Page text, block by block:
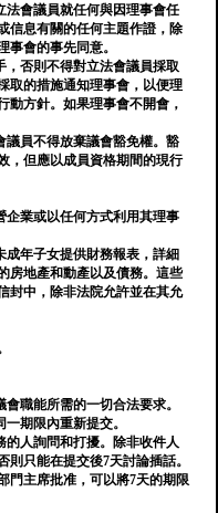
法會議員就任何與因理事會任
信息有關的任何主題作證，除
事會的事先同意。
，否則不得對立法會議員採取
取的措施通知理事會，以便理
動方針。如果理事會不開會，
議員不得放棄議會豁免權。豁
，但應以成員資格期間的現行
企業或以任何方式利用其理事
成年子女提供財務報表，詳細
房地產和動產以及債務。這些
封中，除非法院允許並在其允
職能所需的一切合法要求。
期限內重新提交。
的人詢問和打擾。除非收件人
則只能在提交後7天討論插話。
門主席批准，可以將7天的期限